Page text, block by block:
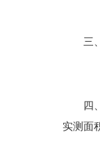
三、
四、
实测面